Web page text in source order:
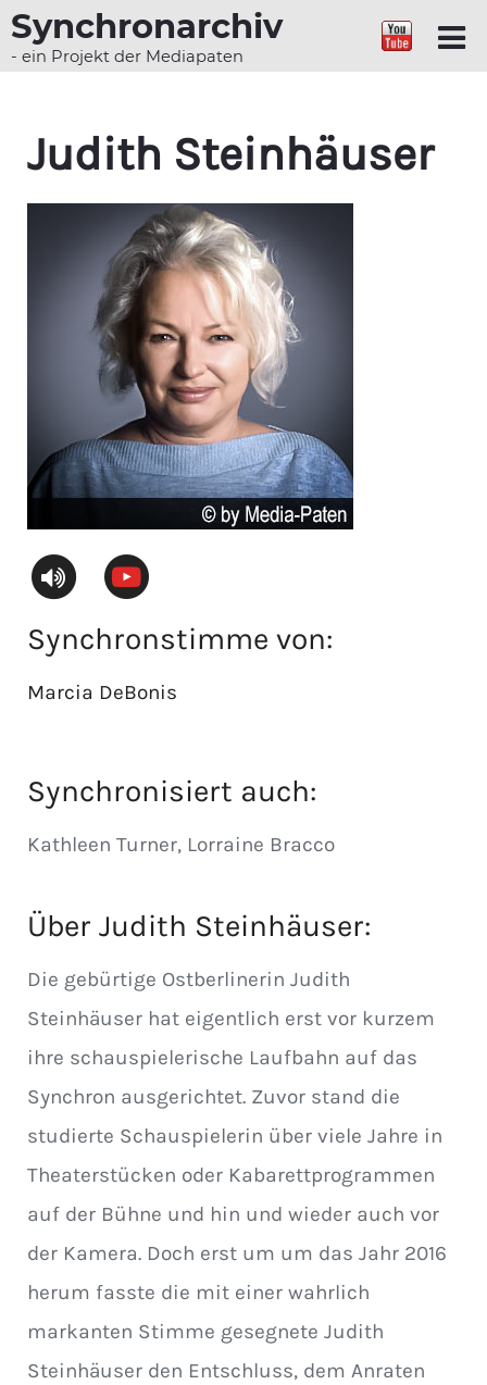
Synchronarchiv
- ein Projekt der Mediapaten
Judith Steinhäuser
Synchronstimme von:
Marcia DeBonis
Synchronisiert auch:
Kathleen Turner, Lorraine Bracco
Über Judith Steinhäuser:
Die gebürtige Ostberlinerin Judith
Steinhäuser hat eigentlich erst vor kurzem
ihre schauspielerische Laufbahn auf das
Synchron ausgerichtet. Zuvor stand die
studierte Schauspielerin über viele Jahre in
Theaterstücken oder Kabarettprogrammen
auf der Bühne und hin und wieder auch vor
der Kamera. Doch erst um um das Jahr 2016
herum fasste die mit einer wahrlich
markanten Stimme gesegnete Judith
Steinhäuser den Entschluss, dem Anraten